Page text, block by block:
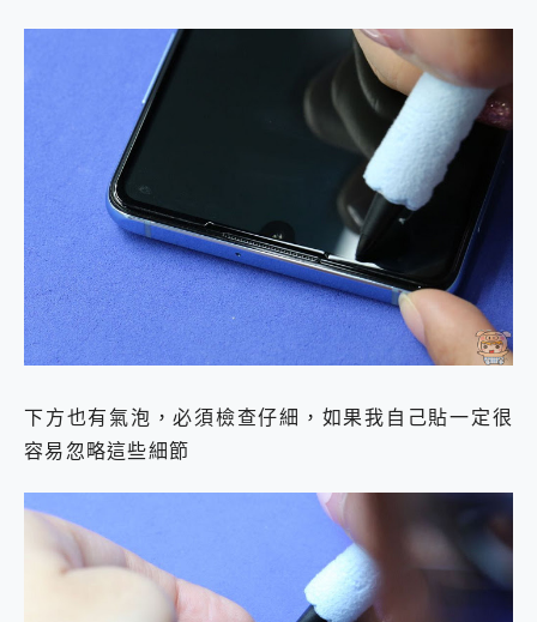
下方也有氣泡，必須檢查仔細，如果我自己貼一定很
容易忽略這些細節